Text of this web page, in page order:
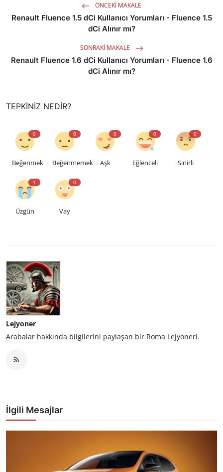
ÖNCEKI MAKALE
Renault Fluence 1.5 dCi Kullanıcı Yorumları - Fluence 1.5
dCi Alınır mı?
SONRAKI MAKALE
Renault Fluence 1.6 dCi Kullanıcı Yorumları - Fluence 1.6
dCi Alınır mı?
TEPKINIZ NEDIR?
0
Beğenmek
0
Beğenmemek
0
Aşk
0
Eğlenceli
0
Sinirli
1
Üzgün
0
Vay
Lejyoner
Arabalar hakkında bilgilerini paylaşan bir Roma Lejyoneri.
İlgili Mesajlar